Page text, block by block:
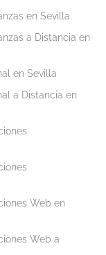
en Sevilla
a Distancia en
en Sevilla
a Distancia en
Web en
Web a